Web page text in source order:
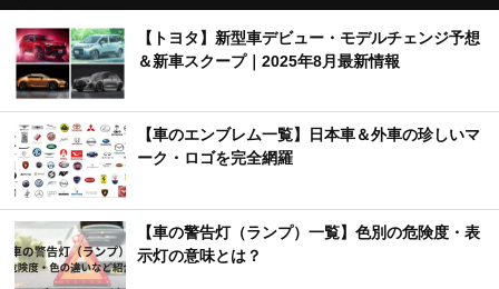
【トヨタ】新型車デビュー・モデルチェンジ予想
＆新車スクープ｜2025年8月最新情報
【車のエンブレム一覧】日本車＆外車の珍しいマ
ーク・ロゴを完全網羅
【車の警告灯（ランプ）一覧】色別の危険度・表
示灯の意味とは？